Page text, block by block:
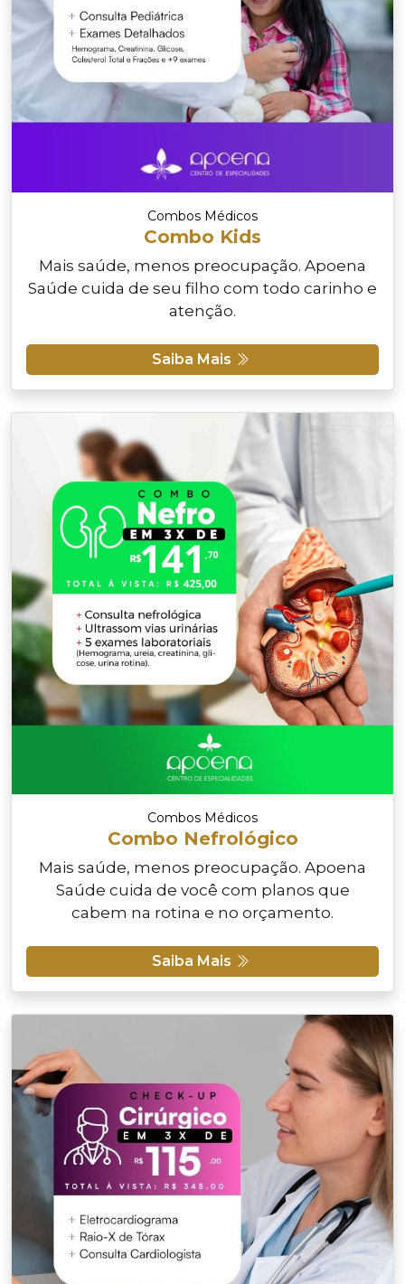
Combos Médicos
Combo Kids
Mais saúde, menos preocupação. Apoena
Saúde cuida de seu filho com todo carinho e
atenção.
Saiba Mais
Combos Médicos
Combo Nefrológico
Mais saúde, menos preocupação. Apoena
Saúde cuida de você com planos que
cabem na rotina e no orçamento.
Saiba Mais